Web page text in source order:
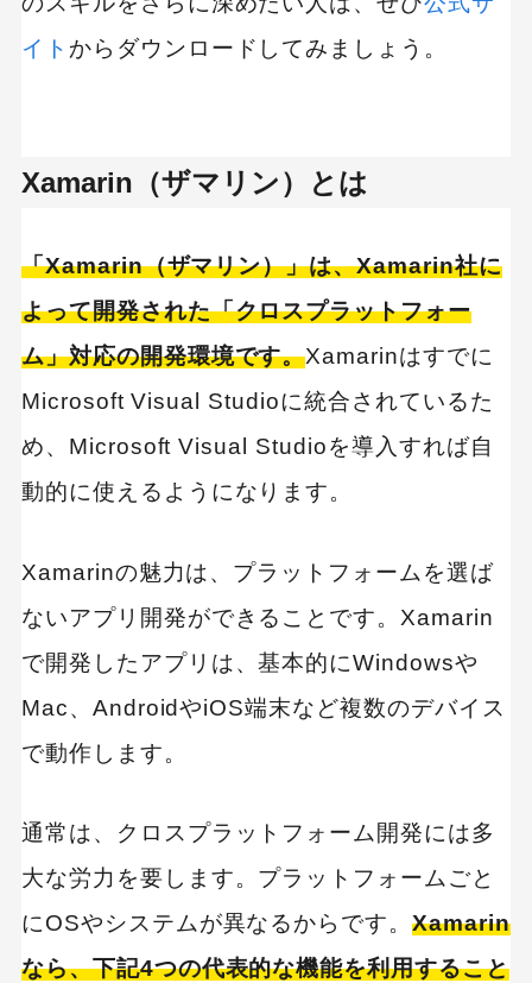
イト からダウンロードしてみましょう。
Xamarin（ザマリン）とは
「Xamarin（ザマリン）」は、Xamarin社に
よって開発された「クロスプラットフォー
ム」対応の開発環境です。Xamarinはすでに
Microsoft Visual Studioに統合されているた
め、Microsoft Visual Studioを導入すれば自
動的に使えるようになります。
Xamarinの魅力は、プラットフォームを選ば
ないアプリ開発ができることです。Xamarin
で開発したアプリは、基本的にWindowsや
Mac、AndroidやiOS端末など複数のデバイス
で動作します。
通常は、クロスプラットフォーム開発には多
大な労力を要します。プラットフォームごと
にOSやシステムが異なるからです。Xamarin
なら、下記4つの代表的な機能を利用すること